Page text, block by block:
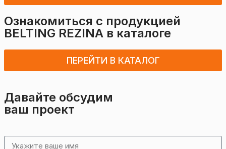
Ознакомиться с продукцией
BELTING REZINA в каталоге
ПЕРЕЙТИ В КАТАЛОГ
Давайте обсудим
ваш проект